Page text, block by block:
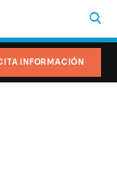
INFORMACIÓN